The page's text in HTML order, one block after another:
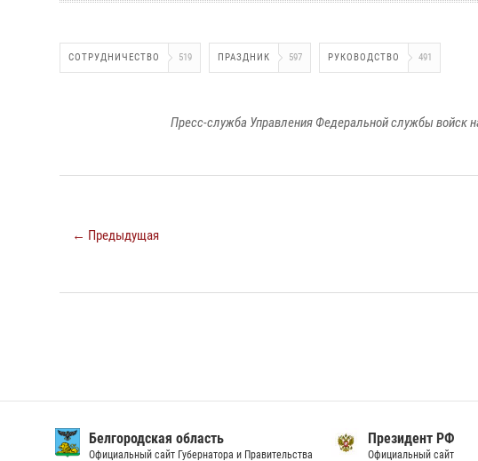
СОТРУДНИЧЕСТВО 519 ПРАЗДНИК 597 РУКОВОДСТВО 491
Пресс-служба Управления Федеральной службы войск
← Предыдущая
Белгородская область
Официальный сайт Губернатора и Правительства
Президент РФ
Официальный сайт